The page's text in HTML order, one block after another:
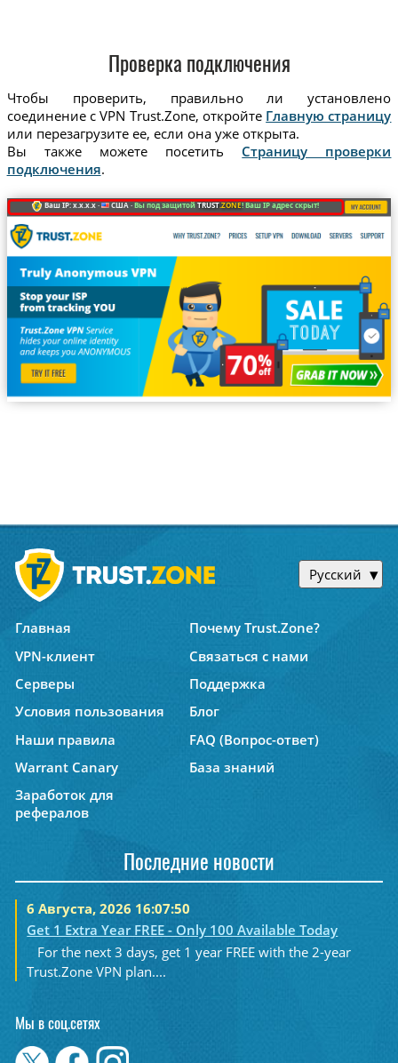
Проверка подключения
Чтобы проверить, правильно ли установлено
соединение с VPN Trust.Zone, откройте Главную страницу
или перезагрузите ее, если она уже открыта.
Вы также можете посетить Страницу проверки
подключения.
Ваш IP: x.x.x.x · США ·Вы под защитойTRUST.ZONE! Ваш IP адрес скрыт!
Русский
Главная
Почему Trust.Zone?
VPN-клиент
Связаться с нами
Серверы
Поддержка
Условия пользования
Блог
Наши правила
FAQ (Вопрос-ответ)
Warrant Canary
База знаний
Заработок для
рефералов
Последние новости
6 Августа, 2026 16:07:50
Get 1 Extra Year FREE - Only 100 Available Today
For the next 3 days, get 1 year FREE with the 2-year
Trust.Zone VPN plan....
Мы в соц.сетях